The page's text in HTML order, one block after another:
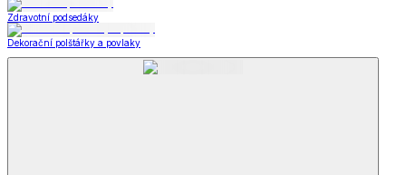
Zdravotní podsedáky
Dekorační polštářky a povlaky